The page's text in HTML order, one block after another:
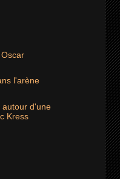
l'arène
autour d'une
Kress